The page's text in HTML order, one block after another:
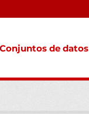
Conjuntos de datos